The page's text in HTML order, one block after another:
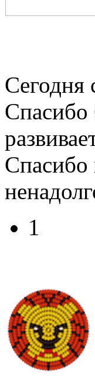
Сегодня
Спасибо
Спасибо
1